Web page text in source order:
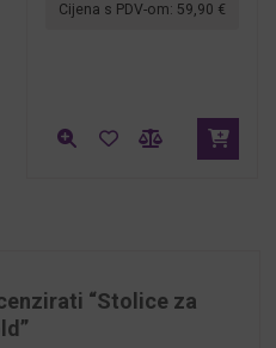
Cijena s PDV-om: 59,90 €
“Stolice za